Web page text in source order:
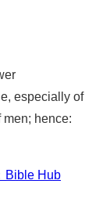
especially of
men; hence:
Bible Hub